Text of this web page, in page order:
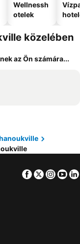
Wellnessh
otelek
közelében
az Ön számára...
Facebook
Twitter